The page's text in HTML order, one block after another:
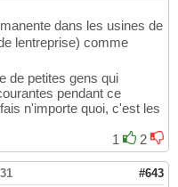
dans les usines de
lentreprise) comme
de petites gens qui
pendant ce
n'importe quoi, c'est les
1
2
#643